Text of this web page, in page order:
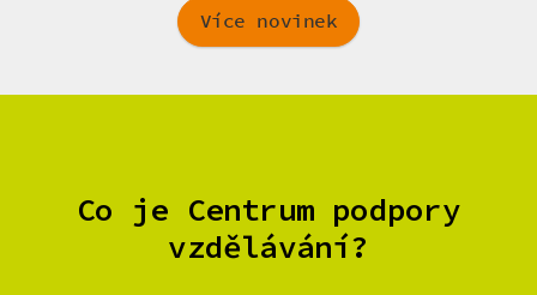
Více novinek
Co je Centrum podpory
vzdělávání?